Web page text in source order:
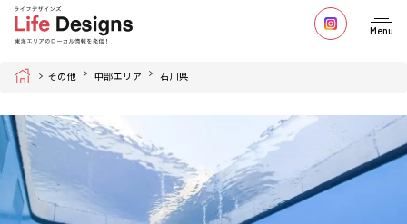
Menu
Home その他 中部エリア 石川県